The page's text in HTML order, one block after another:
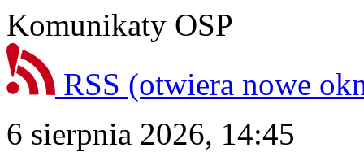
Komunikaty OSP
RSS (otwiera nowe
6 sierpnia 2026, 14:45